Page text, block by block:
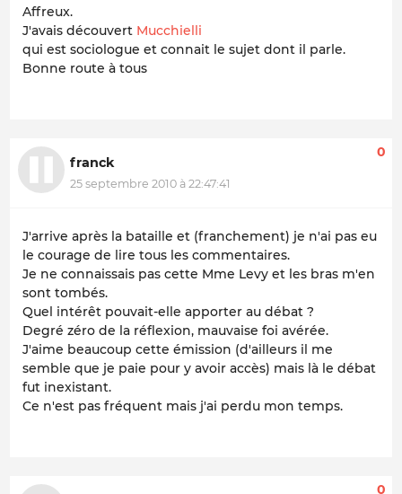
Affreux.
J'avais découvert Mucchielli
qui est sociologue et connait le sujet dont il parle.
Bonne route à tous
franck
25 septembre 2010 à 22:47:41
0
J'arrive après la bataille et (franchement) je n'ai pas eu
le courage de lire tous les commentaires.
Je ne connaissais pas cette Mme Levy et les bras m'en
sont tombés.
Quel intérêt pouvait-elle apporter au débat ?
Degré zéro de la réflexion, mauvaise foi avérée.
J'aime beaucoup cette émission (d'ailleurs il me
semble que je paie pour y avoir accès) mais là le débat
fut inexistant.
Ce n'est pas fréquent mais j'ai perdu mon temps.
0